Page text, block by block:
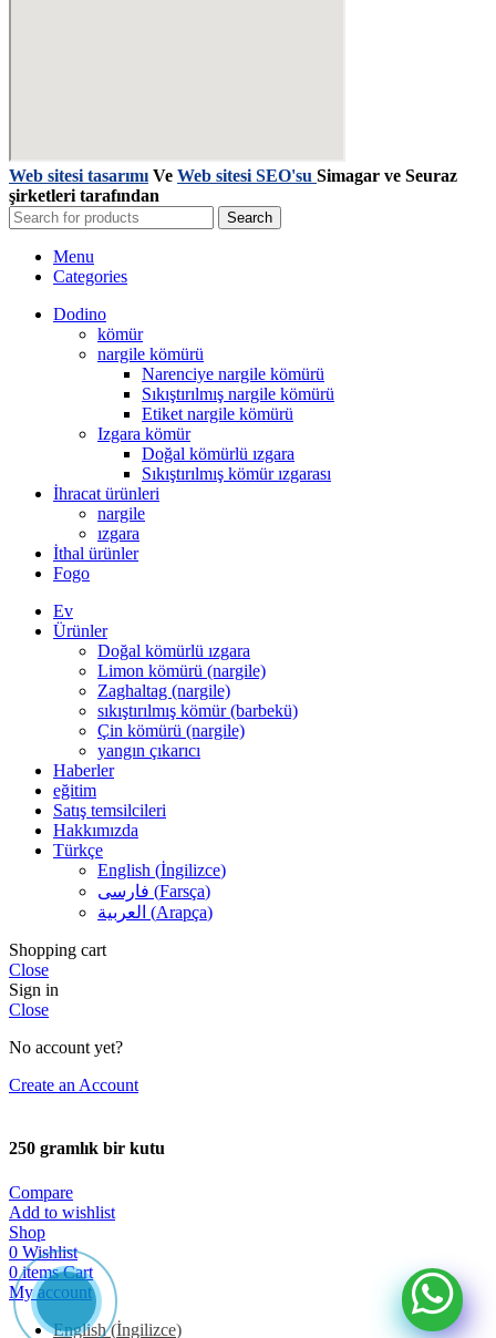
Web sitesi tasarımı Ve Web sitesi SEO'su Simagar ve Seuraz
şirketleri tarafından
Search
Menu
Categories
Dodino
kömür
nargile kömürü
Narenciye nargile kömürü
Sıkıştırılmış nargile kömürü
Etiket nargile kömürü
Izgara kömür
Doğal kömürlü ızgara
Sıkıştırılmış kömür ızgarası
İhracat ürünleri
nargile
ızgara
İthal ürünler
Fogo
Ev
Ürünler
Doğal kömürlü ızgara
Limon kömürü (nargile)
Zaghaltag (nargile)
sıkıştırılmış kömür (barbekü)
Çin kömürü (nargile)
yangın çıkarıcı
Haberler
eğitim
Satış temsilcileri
Hakkımızda
Türkçe
English (İngilizce)
فارسی (Farsça)
العربية (Arapça)
Shopping cart
Close
Sign in
Close
No account yet?
Create an Account
250 gramlık bir kutu
Compare
Add to wishlist
Shop
0 Wishlist
0items Cart
My account
English(İngilizce)